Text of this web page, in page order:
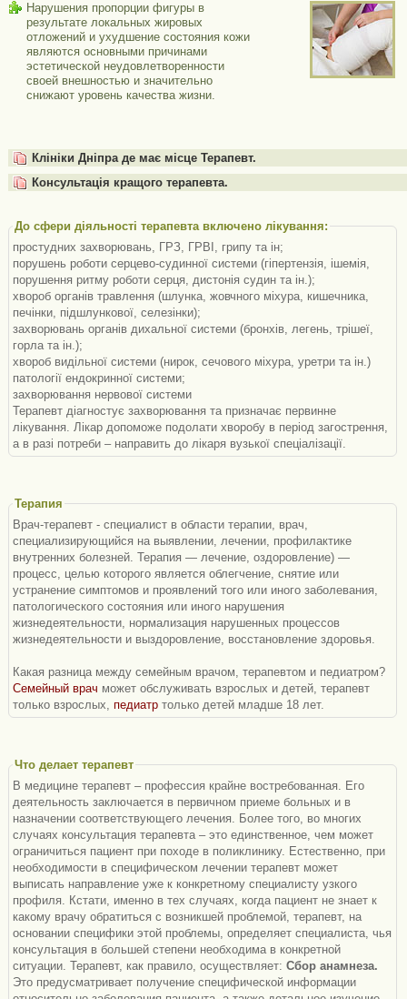
Нарушения пропорции фигуры в
результате локальных жировых
отложений и ухудшение состояния кожи
являются основными причинами
эстетической неудовлетворенности
своей внешностью и значительно
снижают уровень качества жизни.
Клініки Дніпра де має місце Терапевт.
Консультація кращого терапевта.
До сфери діяльності терапевта включено лікування:
простудних захворювань, ГРЗ, ГРВІ, грипу та ін;
порушень роботи серцево-судинної системи (гіпертензія, ішемія,
порушення ритму роботи серця, дистонія судин та ін.);
хвороб органів травлення (шлунка, жовчного міхура, кишечника,
печінки, підшлункової, селезінки);
захворювань органів дихальної системи (бронхів, легень, трішеї,
горла та ін.);
хвороб видільної системи (нирок, сечового міхура, уретри та ін.)
патології ендокринної системи;
захворювання нервової системи
Терапевт діагностує захворювання та призначає первинне
лікування. Лікар допоможе подолати хворобу в період загострення,
а в разі потреби – направить до лікаря вузької спеціалізації.
Терапия
Врач-терапевт - специалист в области терапии, врач,
специализирующийся на выявлении, лечении, профилактике
внутренних болезней. Терапия — лечение, оздоровление) —
процесс, целью которого является облегчение, снятие или
устранение симптомов и проявлений того или иного заболевания,
патологического состояния или иного нарушения
жизнедеятельности, нормализация нарушенных процессов
жизнедеятельности и выздоровление, восстановление здоровья.
Какая разница между семейным врачом, терапевтом и педиатром?
Семейный врач может обслуживать взрослых и детей, терапевт
только взрослых,педиатр только детей младше 18 лет.
Что делает терапевт
В медицине терапевт – профессия крайне востребованная. Его
деятельность заключается в первичном приеме больных и в
назначении соответствующего лечения. Более того, во многих
случаях консультация терапевта – это единственное, чем может
ограничиться пациент при походе в поликлинику. Естественно, при
необходимости в специфическом лечении терапевт может
выписать направление уже к конкретному специалисту узкого
профиля. Кстати, именно в тех случаях, когда пациент не знает к
какому врачу обратиться с возникшей проблемой, терапевт, на
основании специфики этой проблемы, определяет специалиста, чья
консультация в большей степени необходима в конкретной
ситуации. Терапевт, как правило, осуществляет:Сбор анамнеза.
Это предусматривает получение специфической информации